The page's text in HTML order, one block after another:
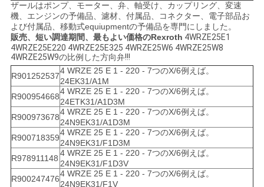
ザールはポンプ、モーター、弁、軸受け、カップリング、変速
機、エンジンの予備品、濾材、付属品、コネクター、電子部品お
よび付属品、移動式equiupmentの予備品を専門にしました。
販売、短い調達期間、最もよい価格のRexroth 4WRZE25E1
4WRZE25E220 4WRZE25E325 4WRZE25W6 4WRZE25W8
4WRZE25W9の比例した方向弁!!!
R901252537
4 WRZE 25 E 1 - 220 - 7つのX/6例えば。
24EK31/A1M
R900954668
4 WRZE 25 E 1 - 220 - 7つのX/6例えば。
24ETK31/A1D3M
R900973678
4 WRZE 25 E 1 - 220 - 7つのX/6例えば。
24N9EK31/A1D3M
R900718359
4 WRZE 25 E 1 - 220 - 7つのX/6例えば。
24N9EK31/F1D3M
R978911148
4 WRZE 25 E 1 - 220 - 7つのX/6例えば。
24N9EK31/F1D3V
R900247476
4 WRZE 25 E 1 - 220 - 7つのX/6例えば。
24N9EK31/F1V